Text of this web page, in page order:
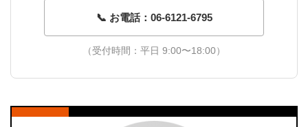
📞 お電話：06-6121-6795
（受付時間：平日 9:00〜18:00）